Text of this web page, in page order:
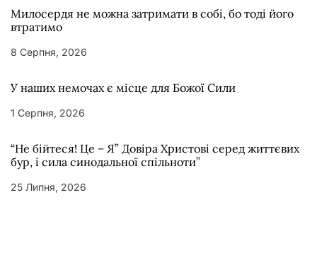
Милосердя не можна затримати в собі, бо тоді його
втратимо
8 Серпня, 2026
У наших немочах є місце для Божої Сили
1 Серпня, 2026
“Не бійтеся! Це – Я” Довіра Христові серед життєвих
бур, і сила синодальної спільноти”
25 Липня, 2026